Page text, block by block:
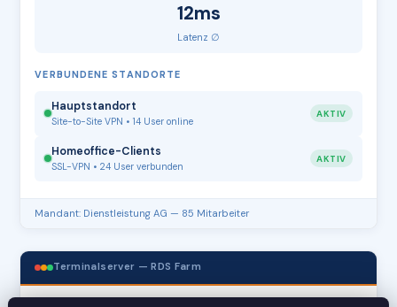
12ms
Latenz ∅
VERBUNDENE STANDORTE
Hauptstandort
Site-to-Site VPN • 14 User online
AKTIV
Homeoffice-Clients
SSL-VPN • 24 User verbunden
AKTIV
Mandant: Dienstleistung AG — 85 Mitarbeiter
Terminalserver — RDS Farm